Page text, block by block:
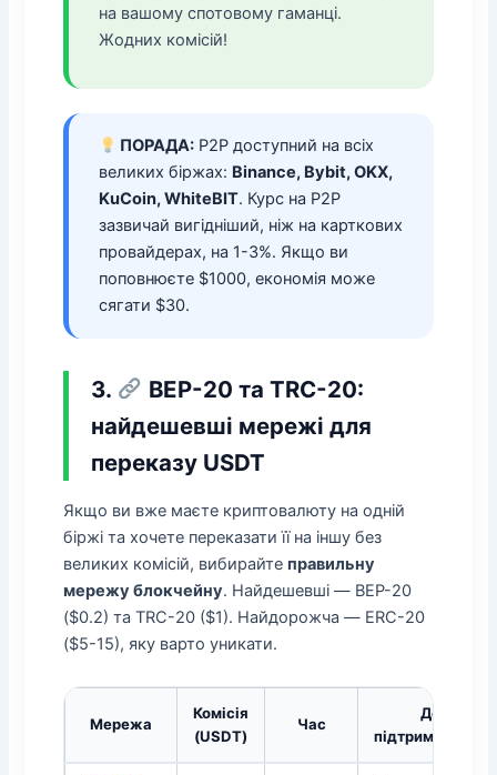
на вашому спотовому гаманці.
Жодних комісій!
ПОРАДА: P2P доступний на всіх
великих біржах: Binance, Bybit, OKX,
KuCoin, WhiteBIT. Курс на P2P
зазвичай вигідніший, ніж на карткових
провайдерах, на 1-3%. Якщо ви
поповнюєте $1000, економія може
сягати $30.
3.
BEP-20 та TRC-20:
найдешевші мережі для
переказу USDT
Якщо ви вже маєте криптовалюту на одній
біржі та хочете переказати її на іншу без
великих комісій, вибирайтеправильну
мережу блокчейну. Найдешевші — BEP-20
($0.2) та TRC-20 ($1). Найдорожча — ERC-20
($5-15), яку варто уникати.
Мережа
Комісія
(USDT)
Час
Де
підтримується